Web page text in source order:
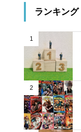
ランキング
1
2